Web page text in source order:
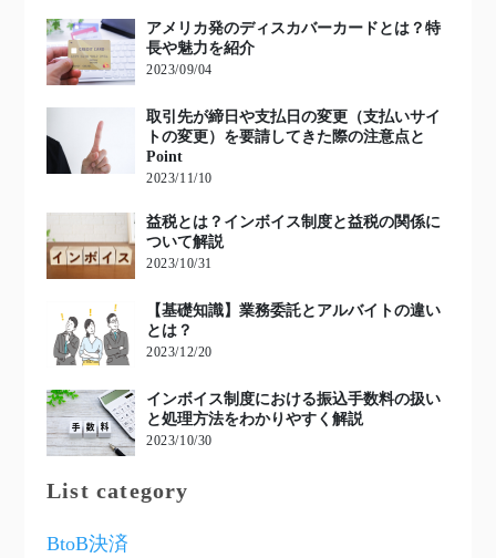
アメリカ発のディスカバーカードとは？特
長や魅力を紹介
2023/09/04
取引先が締日や支払日の変更（支払いサイ
トの変更）を要請してきた際の注意点と
Point
2023/11/10
益税とは？インボイス制度と益税の関係に
ついて解説
2023/10/31
【基礎知識】業務委託とアルバイトの違い
とは？
2023/12/20
インボイス制度における振込手数料の扱い
と処理方法をわかりやすく解説
2023/10/30
List category
BtoB決済